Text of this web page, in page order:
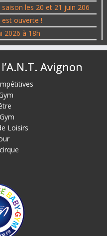
les 20 et 21 juin 206
est ouverte !
2026 à 18h
Avignon
Loisirs